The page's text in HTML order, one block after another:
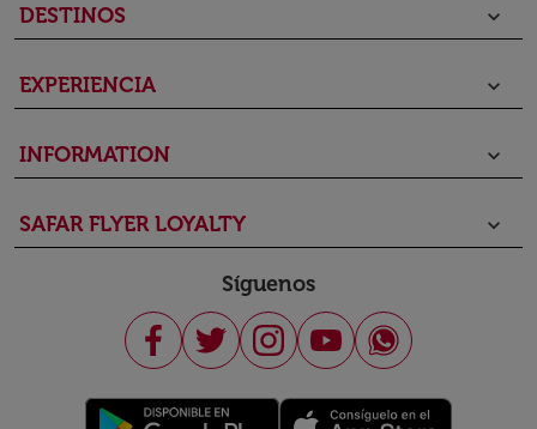
DESTINOS keyboard_arrow_down
EXPERIENCIA keyboard_arrow_down
INFORMATION keyboard_arrow_down
SAFAR FLYER LOYALTY keyboard_arrow_down
Síguenos